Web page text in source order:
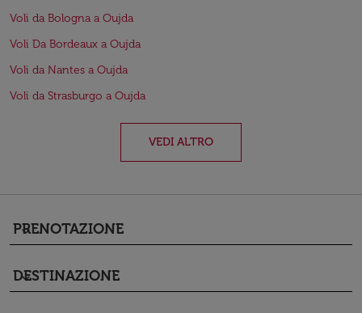
Voli da Bologna a Oujda
Voli Da Bordeaux a Oujda
Voli da Nantes a Oujda
Voli da Strasburgo a Oujda
VEDI ALTRO
PRENOTAZIONE
keyboard_arrow_down
DESTINAZIONE
keyboard_arrow_down